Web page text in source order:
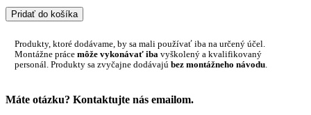
Pridať do košíka
Produkty, ktoré dodávame, by sa mali používať iba na určený účel.
Montážne práce môže vykonávať iba vyškolený a kvalifikovaný
personál. Produkty sa zvyčajne dodávajú bez montážneho návodu
Máte otázku? Kontaktujte nás emailom.